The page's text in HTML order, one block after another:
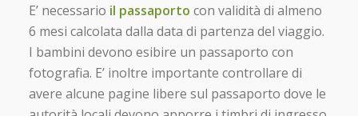
E’ necessario il passaporto con validità di almeno
6 mesi calcolata dalla data di partenza del viaggio.
I bambini devono esibire un passaporto con
fotografia. E’ inoltre importante controllare di
avere alcune pagine libere sul passaporto dove le